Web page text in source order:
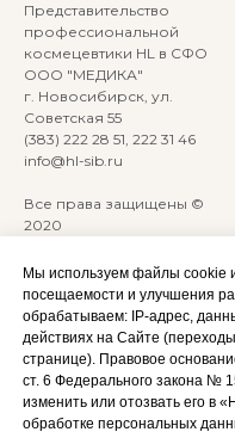
Мы используем файлы cookie
посещаемости и улучшения
обрабатываем: IP‑адрес,
действиях на Сайте
странице). Правовое
ст. 6 Федерального закона №
изменить или отозвать его в
обработке персональных
Представительство
профессиональной
космецевтики HL в СФО
ООО "МЕДИКА"
г. Новосибирск, ул.
Советская 55
(383) 222 28 51, 222 31 46
info@hl-sib.ru
Все права защищены ©
2020
ANKRYONK
Акции и скидки
Оплата, доставка и возврат
Сотрудничество
Личный кабинет